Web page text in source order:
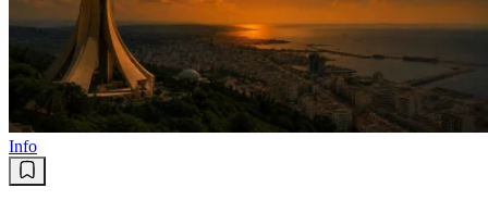
Info